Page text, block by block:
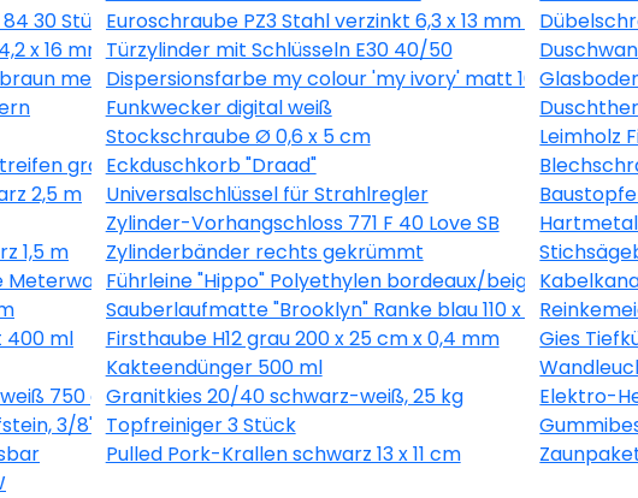
30 StückEuroschraube PZ3 Stahl verzinkt 6,3 x 13 mm 1 Stück
x 16 mm 40 Stück
Türzylinder mit Schlüsseln E30 40/50
metallic 10,05 x 0,53 m
Dispersionsfarbe my colour 'my ivory' matt 10 l
Funkwecker digital weiß
Stockschraube Ø 0,6 x 5 cm
Leimholz
grau 10,05 x 0,53 m
Eckduschkorb "Draad"
2,5 m
Universalschlüssel für Strahlregler
Zylinder-Vorhangschloss 771 F 40 Love SB
1,5 m
Zylinderbänder rechts gekrümmt
Meterware grau, Breite 400 cm
Führleine "Hippo" Polyethylen bordeaux/beige 200 cm
Sauberlaufmatte "Brooklyn" Ranke blau 110 x 66 cm
400 ml
Firsthaube H12 grau 200 x 25 cm x 0,4 mm
Gies
Kakteendünger 500 ml
750 g Granitkies 20/40 schwarz-weiß, 25 kg
Elektro-
3/8", 1,3 mm, 56 Glieder
Topfreiniger 3 Stück
Pulled Pork-Krallen schwarz 13 x 11 cm